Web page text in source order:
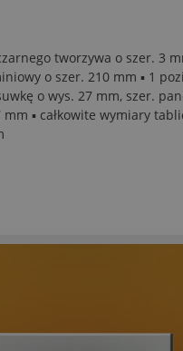
tworzywa o szer. 3
o szer. 210 mm ▪ 1
o wys. 27 mm, szer.
▪ całkowite wymiary